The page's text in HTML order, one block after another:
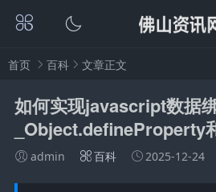
首页 百科 文章正文
如何实现javascript数据
_Object.defineProperty
admin 百科 2025-12-24